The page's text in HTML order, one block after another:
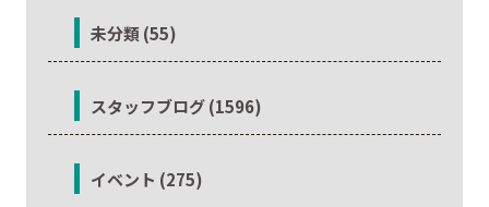
未分類 (55)
スタッフブログ (1596)
イベント (275)